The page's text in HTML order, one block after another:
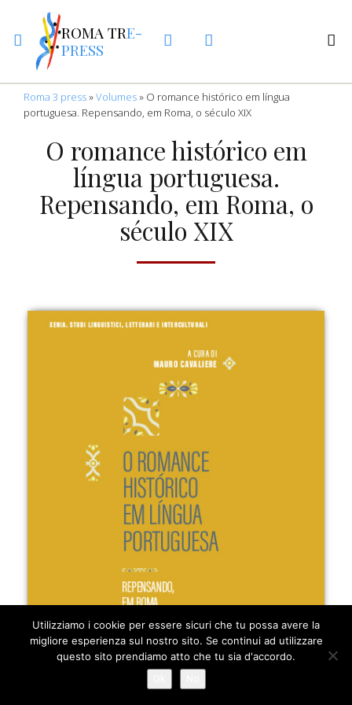
ROMA TRE-
PRESS
Roma 3 press»Volumes» O romance histórico em língua
portuguesa. Repensando, em Roma, o século XIX
O romance histórico em
língua portuguesa.
Repensando, em Roma, o
século XIX
Utilizziamo i cookie per essere sicuri che tu possa avere la
migliore esperienza sul nostro sito. Se continui ad utilizzare
questo sito prendiamo atto che tu sia d'accordo.